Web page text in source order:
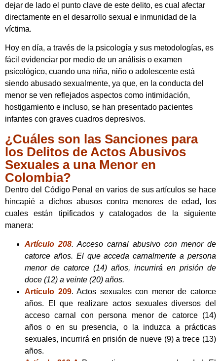
dejar de lado el punto clave de este delito, es cual afectar
directamente en el desarrollo sexual e inmunidad de la
víctima.
Hoy en día, a través de la psicología y sus metodologías, es
fácil evidenciar por medio de un análisis o examen
psicológico, cuando una niña, niño o adolescente está
siendo abusado sexualmente, ya que, en la conducta del
menor se ven reflejados aspectos como intimidación,
hostigamiento e incluso, se han presentado pacientes
infantes con graves cuadros depresivos.
¿Cuáles son las Sanciones para
los Delitos de Actos Abusivos
Sexuales a una Menor en
Colombia?
Dentro del Código Penal en varios de sus artículos se hace
hincapié a dichos abusos contra menores de edad, los
cuales están tipificados y catalogados de la siguiente
manera:
Artículo 208. Acceso carnal abusivo con menor de
catorce años. El que acceda carnalmente a persona
menor de catorce (14) años, incurrirá en prisión de
doce (12) a veinte (20) años.
Artículo 209. Actos sexuales con menor de catorce
años. El que realizare actos sexuales diversos del
acceso carnal con persona menor de catorce (14)
años o en su presencia, o la induzca a prácticas
sexuales, incurrirá en prisión de nueve (9) a trece (13)
años.